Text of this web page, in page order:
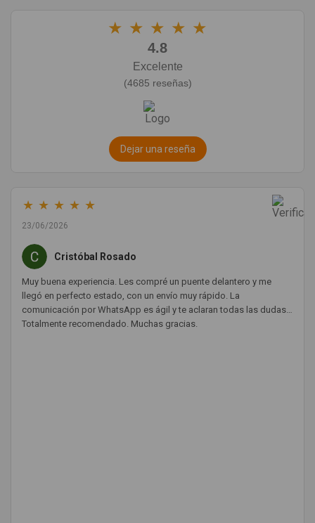
★ ★ ★ ★ ★
4.8
Excelente
(4685 reseñas)
Dejar una reseña
★ ★ ★ ★ ★
23/06/2026
Cristóbal Rosado
Muy buena experiencia. Les compré un puente delantero y me
llegó en perfecto estado, con un envío muy rápido. La
comunicación por WhatsApp es ágil y te aclaran todas las dudas.
Totalmente recomendado. Muchas gracias.